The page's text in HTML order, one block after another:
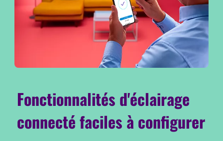
Fonctionnalités d'éclairage
connecté faciles à configurer